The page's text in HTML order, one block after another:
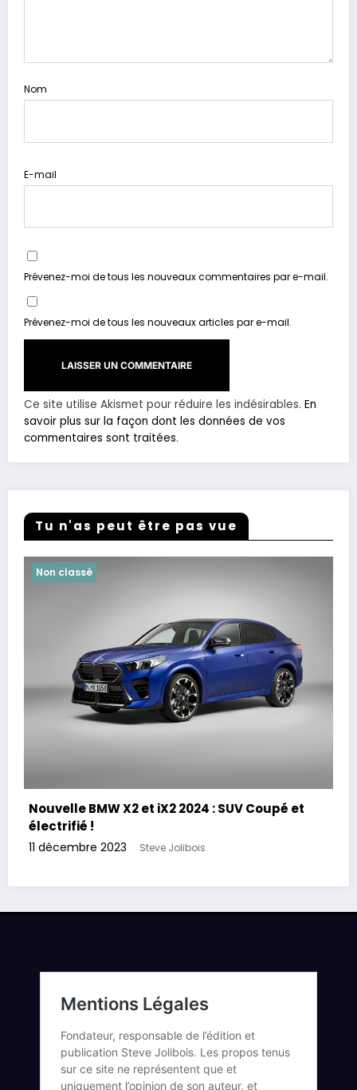
Nom
E-mail
Prévenez-moi de tous les nouveaux commentaires par e-mail.
Prévenez-moi de tous les nouveaux articles par e-mail.
Ce site utilise Akismet pour réduire les indésirables. En
savoir plus sur la façon dont les données de vos
commentaires sont traitées.
Tu n'as peut être pas vue
Non classé
Nouvelle BMW X2 et iX2 2024 : SUV Coupé et
électrifié !
11 décembre 2023 Steve Jolibois